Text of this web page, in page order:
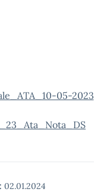
05-2023
02.01.2024